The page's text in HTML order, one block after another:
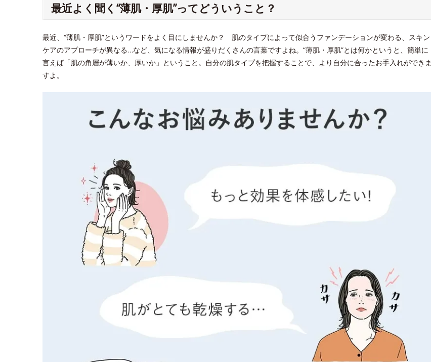
最近よく聞く“薄肌・厚肌”ってどういうこと？
最近、“薄肌・厚肌”というワードをよく目にしませんか？ 肌のタイプによって似合うファンデーションが変わる、スキン
ケアのアプローチが異なる…など、気になる情報が盛りだくさんの言葉ですよね。“薄肌・厚肌”とは何かというと、簡単に
言えば「肌の角層が薄いか、厚いか」ということ。自分の肌タイプを把握することで、より自分に合ったお手入れができま
すよ。